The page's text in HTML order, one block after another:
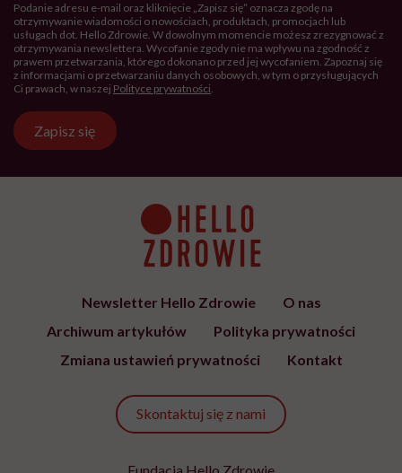
Podanie adresu e-mail oraz kliknięcie „Zapisz się” oznacza zgodę na
otrzymywanie wiadomości o nowościach, produktach, promocjach lub
usługach dot. Hello Zdrowie. W dowolnym momencie możesz zrezygnować z
otrzymywania newslettera. Wycofanie zgody nie ma wpływu na zgodność z
prawem przetwarzania, którego dokonano przed jej wycofaniem. Zapoznaj się
z informacjami o przetwarzaniu danych osobowych, w tym o przysługujących
Ci prawach, w naszej Polityce prywatności.
Zapisz się
Newsletter Hello Zdrowie
O nas
Archiwum artykułów
Polityka prywatności
Zmiana ustawień prywatności
Kontakt
Skontaktuj się z nami